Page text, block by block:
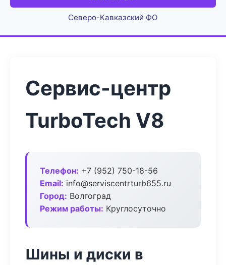
Северо-Кавказский ФО
Сервис-центр
TurboTech V8
Телефон: +7 (952) 750-18-56
Email: info@serviscentrturb655.ru
Город: Волгоград
Режим работы: Круглосуточно
Шины и диски в